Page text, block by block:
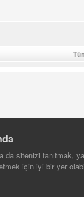
da sitenizi tanıtmak,
için iyi bir yer